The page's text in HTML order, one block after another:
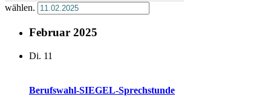
wählen.
Februar 2025
Di. 11
Berufswahl-SIEGEL-Sprechstunde